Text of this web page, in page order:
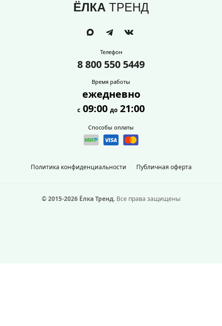
ЁЛКА ТРЕНД
Политика конфиденциальности Публичная оферта
Телефон
8 800 550 5449
Время работы
ежедневно
с 09:00 до 21:00
Способы оплаты
© 2015-2026 Ёлка Тренд. Все права защищены